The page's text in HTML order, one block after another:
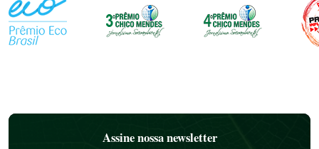
Assine nossa newsletter